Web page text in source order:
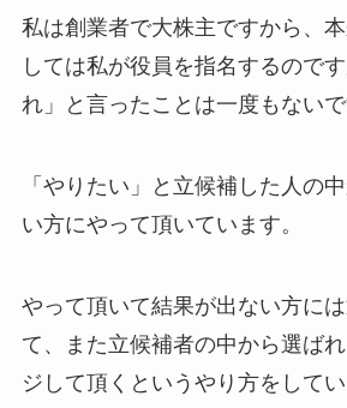
私は創業者で大株主ですから、
しては私が役員を指名するので
れ」と言ったことは一度もないで
「やりたい」と立候補した人の
い方にやって頂いています。
やって頂いて結果が出ない方に
て、また立候補者の中から選ば
ジして頂くというやり方をしてい